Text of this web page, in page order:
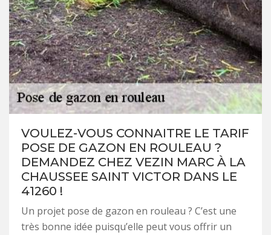
VOULEZ-VOUS CONNAITRE LE TARIF
POSE DE GAZON EN ROULEAU ?
DEMANDEZ CHEZ VEZIN MARC À LA
CHAUSSEE SAINT VICTOR DANS LE
41260 !
Un projet pose de gazon en rouleau ? C’est une
très bonne idée puisqu’elle peut vous offrir un